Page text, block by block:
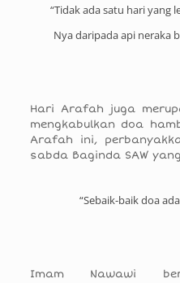
“Tidak ada satu hari yang
Nya daripada api neraka
Hari Arafah juga
mengkabulkan doa
Arafah ini,
sabda Baginda SAW
“Sebaik-baik doa
Imam Nawawi